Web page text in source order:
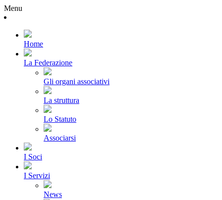
Menu
Home
La Federazione
Gli organi associativi
La struttura
Lo Statuto
Associarsi
I Soci
I Servizi
News